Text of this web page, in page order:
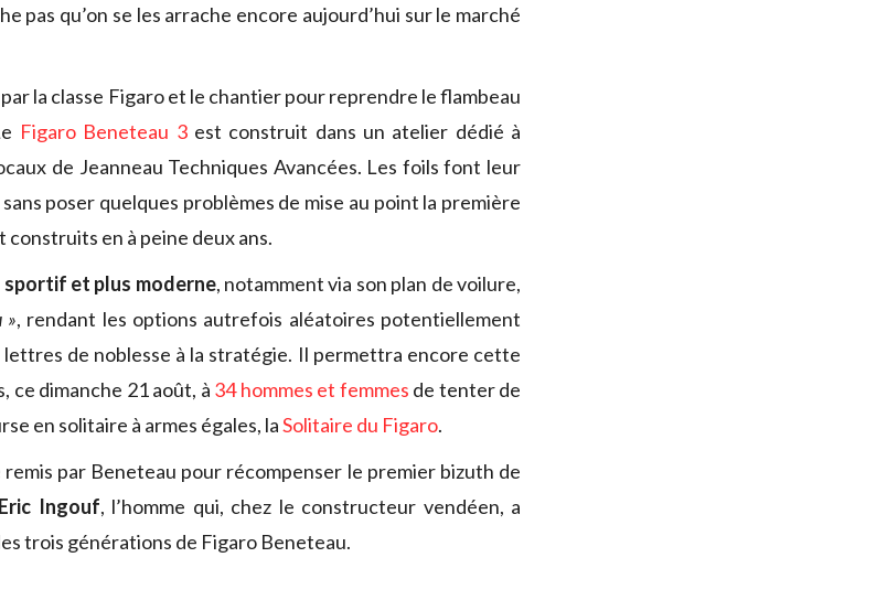
pas qu’on se les arrache encore aujourd’hui sur le marché
la classe Figaro et le chantier pour reprendre le flambeau
Figaro Beneteau 3est construit dans un atelier dédié à
de Jeanneau Techniques Avancées. Les foils font leur
poser quelques problèmes de mise au point la première
construits en à peine deux ans.
sportif et plus moderne, notamment via son plan de voilure,
», rendant les options autrefois aléatoires potentiellement
lettres de noblesse à la stratégie. Il permettra encore cette
ce dimanche 21 août, à 34 hommes et femmes de tenter de
en solitaire à armes égales, laSolitaire du Figaro.
par Beneteau pour récompenser le premier bizuth de
Eric Ingouf, l’homme qui, chez le constructeur vendéen, a
trois générations de Figaro Beneteau.